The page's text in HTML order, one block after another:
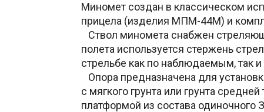
Миномет создан в классическом
прицела (изделия МПМ-44М) и
Ствол миномета снабжен
полета используется стержень
стрельбе как по наблюдаемым, так
Опора предназначена для
с мягкого грунта или грунта
платформой из состава одиночного